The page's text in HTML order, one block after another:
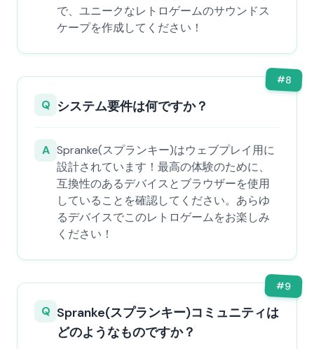
で、ユニークなレトロゲームのサウンドス
ケープを作成してください！
#8
Q システム要件は何ですか？
A Spranke(スプランキー)はウェブプレイ用に
設計されています！最高の体験のために、
互換性のあるデバイスとブラウザーを使用
していることを確認してください。あらゆ
るデバイスでこのレトロゲームをお楽しみ
ください！
#9
Q Spranke(スプランキー)コミュニティは
どのようなものですか？